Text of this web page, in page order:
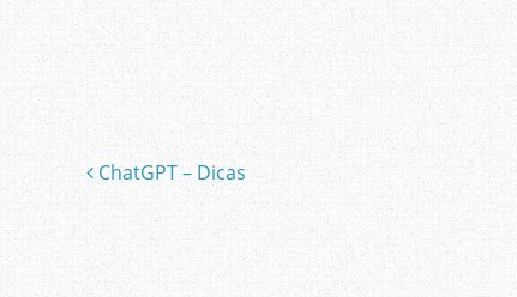
Post navigation
ChatGPT – Dicas